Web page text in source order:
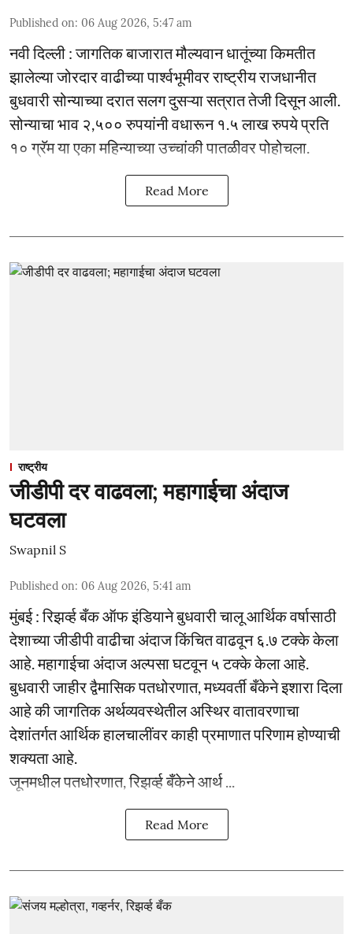
Published on: 06 Aug 2026, 5:47 am
नवी दिल्ली : जागतिक बाजारात मौल्यवान धातूंच्या किमतीत
झालेल्या जोरदार वाढीच्या पार्श्वभूमीवर राष्ट्रीय राजधानीत
बुधवारी सोन्याच्या दरात सलग दुसऱ्या सत्रात तेजी दिसून आली.
सोन्याचा भाव २,५०० रुपयांनी वधारून १.५ लाख रुपये प्रति
१० ग्रॅम या एका महिन्याच्या उच्चांकी पातळीवर पोहोचला.
Read More
राष्ट्रीय
जीडीपी दर वाढवला; महागाईचा अंदाज
घटवला
Swapnil S
Published on: 06 Aug 2026, 5:41 am
मुंबई : रिझर्व्ह बँक ऑफ इंडियाने बुधवारी चालू आर्थिक वर्षासाठी
देशाच्या जीडीपी वाढीचा अंदाज किंचित वाढवून ६.७ टक्के केला
आहे. महागाईचा अंदाज अल्पसा घटवून ५ टक्के केला आहे.
बुधवारी जाहीर द्वैमासिक पतधोरणात, मध्यवर्ती बँकेने इशारा दिला
आहे की जागतिक अर्थव्यवस्थेतील अस्थिर वातावरणाचा
देशांतर्गत आर्थिक हालचालींवर काही प्रमाणात परिणाम होण्याची
शक्यता आहे.
जूनमधील पतधोरणात, रिझर्व्ह बँकेने आर्थ ...
Read More